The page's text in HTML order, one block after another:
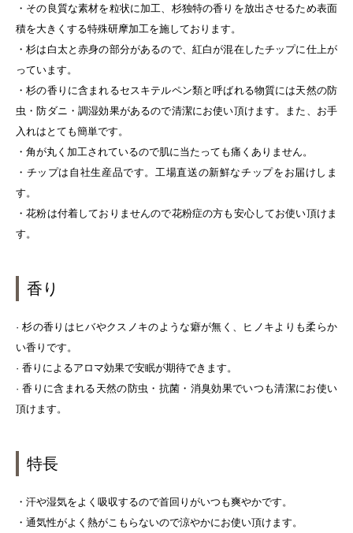
・その良質な素材を粒状に加工、杉独特の香りを放出させるため表面
積を大きくする特殊研摩加工を施しております。
・杉は白太と赤身の部分があるので、紅白が混在したチップに仕上が
っています。
・杉の香りに含まれるセスキテルペン類と呼ばれる物質には天然の防
虫・防ダニ・調湿効果があるので清潔にお使い頂けます。また、お手
入れはとても簡単です。
・角が丸く加工されているので肌に当たっても痛くありません。
・チップは自社生産品です。工場直送の新鮮なチップをお届けしま
す。
・花粉は付着しておりませんので花粉症の方も安心してお使い頂けま
す。
香り
· 杉の香りはヒバやクスノキのような癖が無く、ヒノキよりも柔らか
い香りです。
· 香りによるアロマ効果で安眠が期待できます。
· 香りに含まれる天然の防虫・抗菌・消臭効果でいつも清潔にお使い
頂けます。
特長
・汗や湿気をよく吸収するので首回りがいつも爽やかです。
・通気性がよく熱がこもらないので涼やかにお使い頂けます。